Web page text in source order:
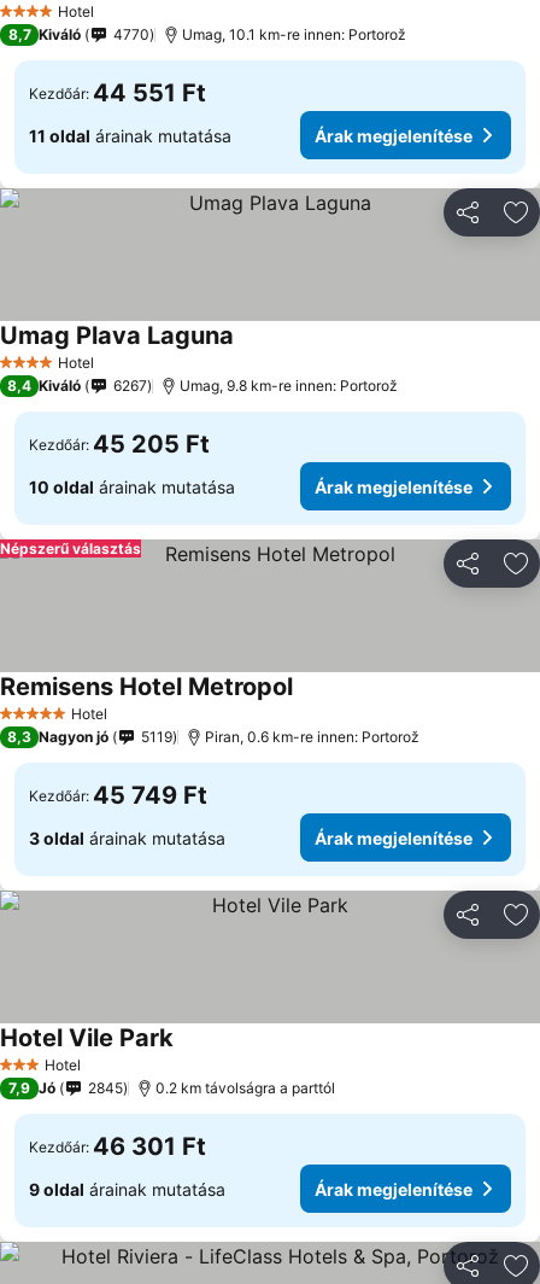
4 KategóriaHotel
8,7 Kiváló 4770 Umag, 10.1 km-re innen: Portorož
Kezdőár: 44 551 Ft
11 oldal árainak mutatása Árak megjelenítése
4 KategóriaHotel
Umag Plava Laguna
8,4 Kiváló 6267 Umag, 9.8 km-re innen: Portorož
Kezdőár: 45 205 Ft
10 oldal árainak mutatása Árak megjelenítése
Népszerű választás
5 KategóriaHotel
Remisens Hotel Metropol
8,3 Nagyon jó 5119 Piran, 0.6 km-re innen: Portorož
Kezdőár: 45 749 Ft
3 oldal árainak mutatása Árak megjelenítése
3 Kategória
Hotel
Hotel Vile Park
7,9 Jó 2845 0.2 km távolságra a parttól
Kezdőár: 46 301 Ft
9 oldal árainak mutatása Árak megjelenítése